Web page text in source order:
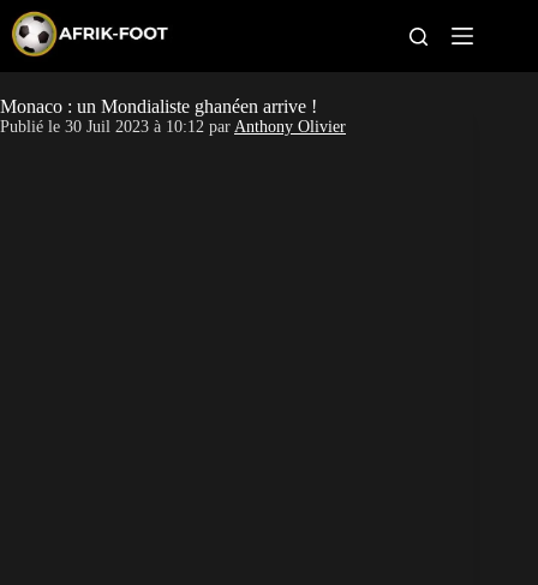
p
t
o
c
CAN féminine
Monaco : un Mondialiste ghanéen arrive !
Publié le 30 Juil 2023 à 10:12 par Anthony Olivier